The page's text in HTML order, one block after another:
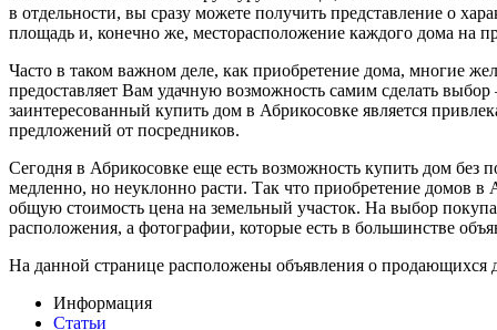
в отдельности, вы сразу можете получить представление о
площадь и, конечно же, месторасположение каждого дома на
Часто в таком важном деле, как приобретение дома, многие
предоставляет Вам удачную возможность самим сделать
заинтересованный купить дом в Абрикосовке является
предложений от посредников.
Сегодня в Абрикосовке еще есть возможность купить дом без
медленно, но неуклонно расти. Так что приобретение домов в
общую стоимость цена на земельный участок. На выбор
расположения, а фотографии, которые есть в большинстве
На данной странице расположены объявления о продающихся
Информация
Статьи